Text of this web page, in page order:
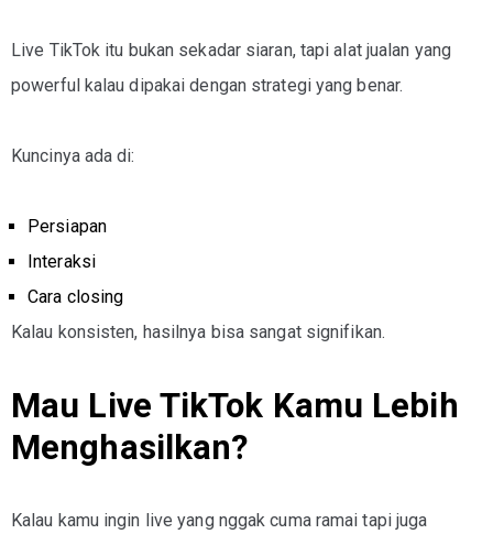
Live TikTok itu bukan sekadar siaran, tapi alat jualan yang
powerful kalau dipakai dengan strategi yang benar.
Kuncinya ada di:
Persiapan
Interaksi
Cara closing
Kalau konsisten, hasilnya bisa sangat signifikan.
Mau Live TikTok Kamu Lebih
Menghasilkan?
Kalau kamu ingin live yang nggak cuma ramai tapi juga